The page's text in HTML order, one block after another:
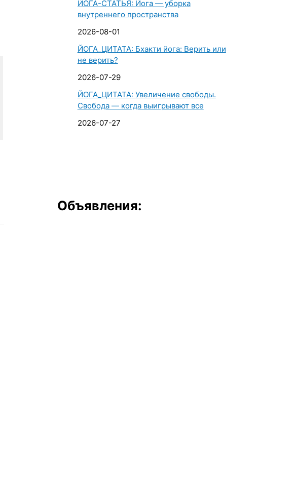
ЙОГА-СТАТЬЯ: Йога — уборка
внутреннего пространства
2026-08-01
ЙОГА_ЦИТАТА: Бхакти йога: Верить или
не верить?
2026-07-29
ЙОГА_ЦИТАТА: Увеличение свободы.
Свобода — когда выигрывают все
2026-07-27
Объявления: